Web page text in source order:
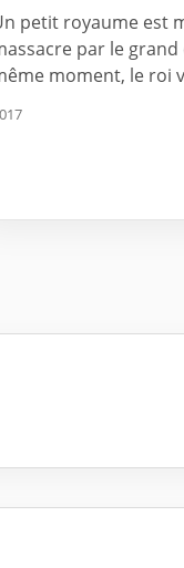
petit royaume est
par le
moment, le roi